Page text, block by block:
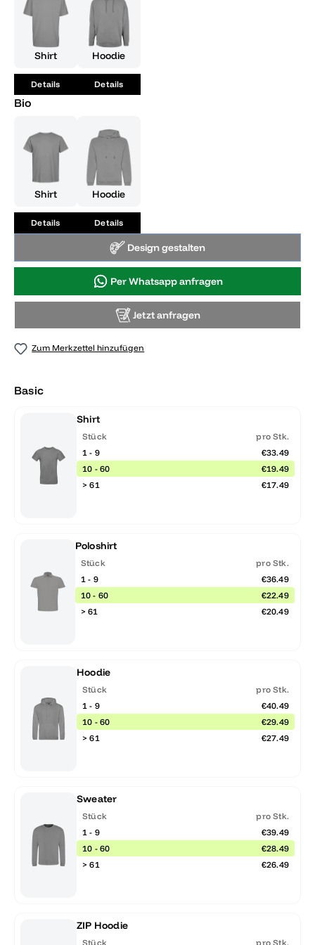
Shirt
Details
Hoodie
Details
Bio
Shirt
Details
Hoodie
Details
Design gestalten
Per Whatsapp anfragen
Jetzt anfragen
Zum Merkzettel hinzufügen
Basic
Shirt
Stück
pro Stk.
1 - 9
€33.49
10 - 60
€19.49
> 61
€17.49
Poloshirt
Stück
pro Stk.
1 - 9
€36.49
10 - 60
€22.49
> 61
€20.49
Hoodie
Stück
pro Stk.
1 - 9
€40.49
10 - 60
€29.49
> 61
€27.49
Sweater
Stück
pro Stk.
1 - 9
€39.49
10 - 60
€28.49
> 61
€26.49
ZIP Hoodie
Stück pro Stk.